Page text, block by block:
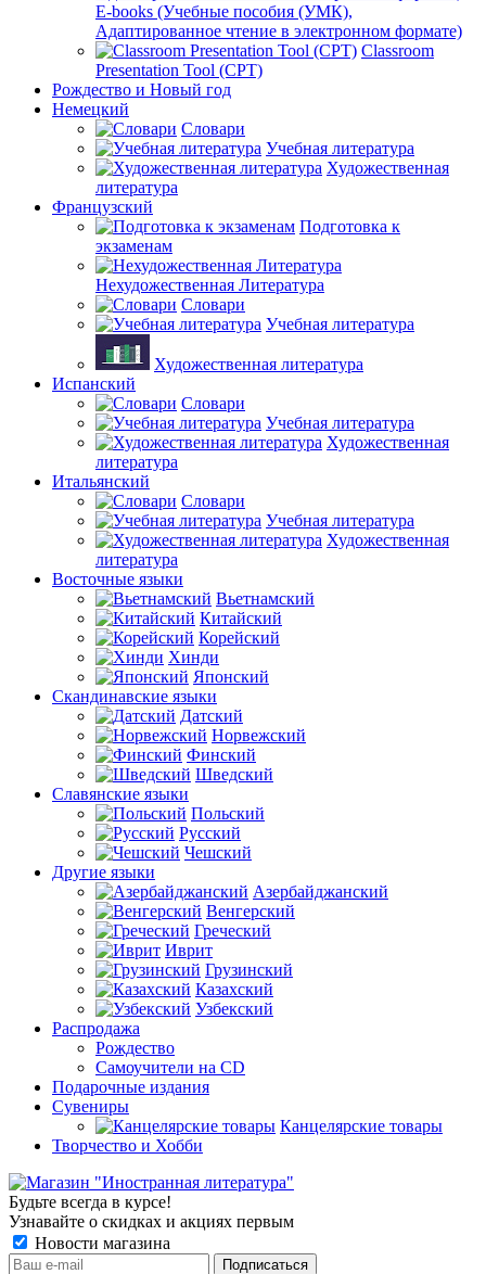
E-books (Учебные пособия (УМК),
Адаптированное чтение в электронном формате)
Classroom
Presentation Tool (CPT)
Рождество и Новый год
Немецкий
Словари
Учебная литература
Художественная
литература
Французский
Подготовка к
экзаменам
Нехудожественная Литература
Словари
Учебная литература
Художественная литература
Испанский
Словари
Учебная литература
Художественная
литература
Итальянский
Словари
Учебная литература
Художественная
литература
Восточные языки
Вьетнамский
Китайский
Корейский
Хинди
Японский
Скандинавские языки
Датский
Норвежский
Финский
Шведский
Славянские языки
Польский
Русский
Чешский
Другие языки
Азербайджанский
Венгерский
Греческий
Иврит
Грузинский
Казахский
Узбекский
Распродажа
Рождество
Самоучители на CD
Подарочные издания
Сувениры
Канцелярские товары
Творчество и Хобби
Будьте всегда в курсе!
Узнавайте о скидках и акциях первым
Новости магазина